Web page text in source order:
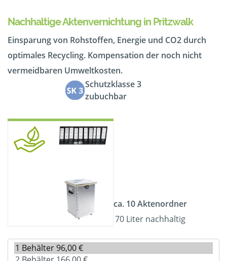
Nachhaltige Aktenvernichtung in Pritzwalk
Einsparung von Rohstoffen, Energie und CO2 durch
optimales Recycling. Kompensation der noch nicht
vermeidbaren Umweltkosten.
Schutzklasse 3
zubuchbar
ca. 10 Aktenordner
70 Liter nachhaltig